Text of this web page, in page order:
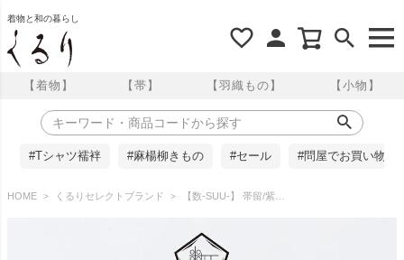
着物と和の暮らし
【着物】 【帯】 【羽織もの】 【小物】
#Tシャツ襦袢 #麻楊柳きもの #セール #問屋でお買い物
HOME くるりセレクトブランド 【数-SUU-】 帯留/紫陽花